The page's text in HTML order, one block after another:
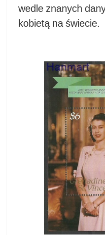
wedle znanych
kobietą na świecie.